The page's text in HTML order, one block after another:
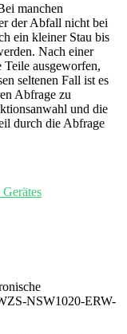
manchen
der Abfall nicht bei
ein kleiner Stau bis
Nach einer
ausgeworfen,
seltenen Fall ist es
Abfrage zu
und die
durch die Abfrage
NSW1020-ERW-